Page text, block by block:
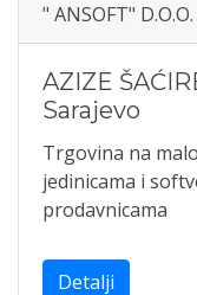
" ANSOFT" D.O.O.
AZIZE
Sarajevo
Trgovina na
jedinicama i
prodavnicama
Detalji